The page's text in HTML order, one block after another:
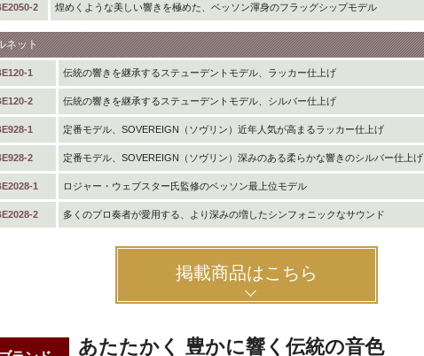
2 煌めくような美しい響きを極めた、ベッソン渾身のフラッグシップモデル
ネット
1 伝統の響きを継承するステューデントモデル、ラッカー仕上げ
2 伝統の響きを継承するステューデントモデル、シルバー仕上げ
1 定番モデル、SOVEREIGN（ソヴリン）近年人気が高まるラッカー仕上げ
2 定番モデル、SOVEREIGN（ソヴリン）深みのある柔らかな響きのシルバー仕上げ
1 ロジャー・ウェブスター氏監修のベッソン最上位モデル
2 多くのプロ奏者が愛用する、より深みの増したシンフォニックなサウンド
掲載商品はこちら
あたたかく 豊かに響く伝統の音色